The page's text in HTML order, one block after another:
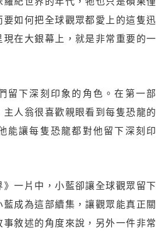
如何把全球觀眾都愛上的這隻迅
在大銀幕上，就是非常重要的一
留下深刻印象的角色。在第一部
主人翁很喜歡親眼看到每隻恐龍的
能讓每隻恐龍都對他留下深刻印
一片中，小藍卻讓全球觀眾留下
成為這部續集，讓觀眾能真正關
敘述的角度來說，另外一件非常